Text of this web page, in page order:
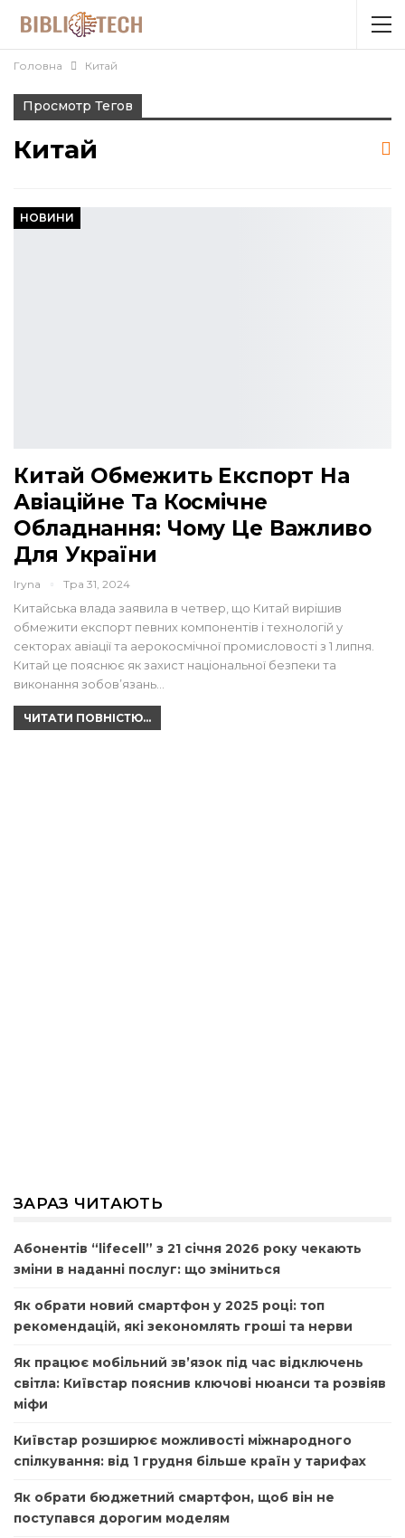
Головна Китай
Просмотр Тегов
Китай
НОВИНИ
Китай Обмежить Експорт На
Авіаційне Та Космічне
Обладнання: Чому Це Важливо
Для України
Iryna Тра 31, 2024
Китайська влада заявила в четвер, що Китай вирішив
обмежити експорт певних компонентів і технологій у
секторах авіації та аерокосмічної промисловості з 1 липня.
Китай це пояснює як захист національної безпеки та
виконання зобов’язань…
ЧИТАТИ ПОВНІСТЮ...
ЗАРАЗ ЧИТАЮТЬ
Абонентів “lifecell” з 21 січня 2026 року чекають
зміни в наданні послуг: що зміниться
Як обрати новий смартфон у 2025 році: топ
рекомендацій, які зекономлять гроші та нерви
Як працює мобільний зв’язок під час відключень
світла: Київстар пояснив ключові нюанси та розвіяв
міфи
Київстар розширює можливості міжнародного
спілкування: від 1 грудня більше країн у тарифах
Як обрати бюджетний смартфон, щоб він не
поступався дорогим моделям